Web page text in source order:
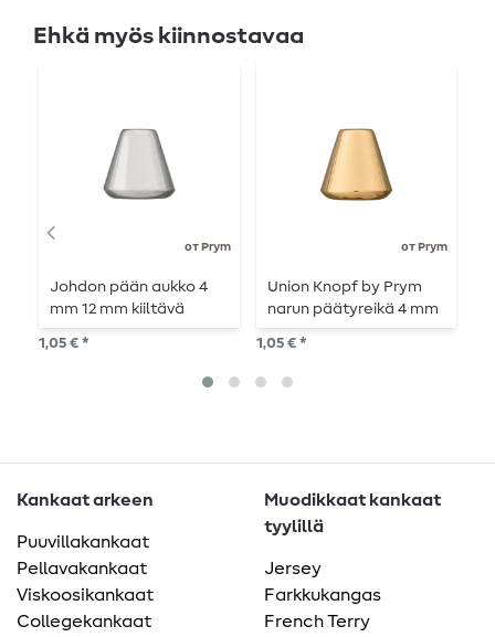
Ehkä myös kiinnostavaa
от Prym
Johdon pään aukko 4
mm 12 mm kiiltävä
hopea
1,05 € *
от Prym
Union Knopf by Prym
narun päätyreikä 4 mm
12 mm kultainen kiiltävä
1,05 € *
Kankaat arkeen
Puuvillakankaat
Pellavakankaat
Viskoosikankaat
Collegekankaat
Muodikkaat kankaat
tyylillä
Jersey
Farkkukangas
French Terry